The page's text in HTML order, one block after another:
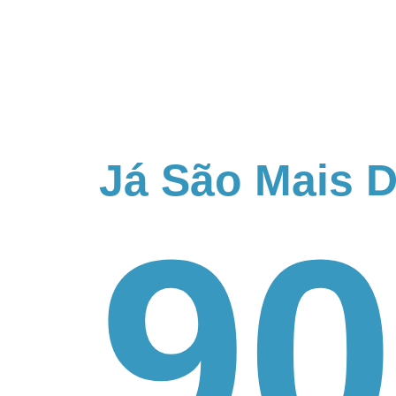
Já São Mais